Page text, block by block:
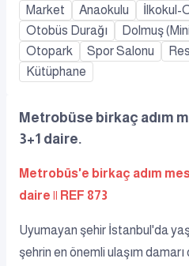
Market
Anaokulu İlkokul-
Otobüs Durağı
Dolmuş
Otopark
Spor Salonu
Kütüphane
Metrobüse birkaç adım
3+1 daire.
Metrobüs'e birkaç adım
daire || REF 873
Uyumayan şehir İstanbul'da
şehrin en önemli ulaşım